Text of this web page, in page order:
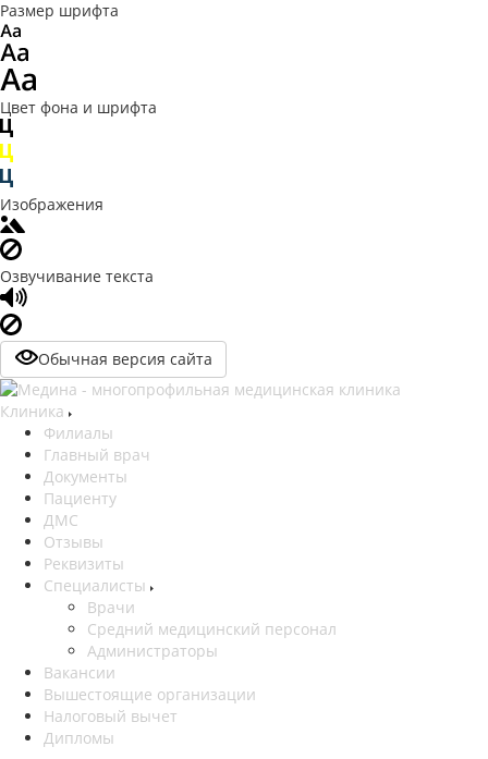
Размер шрифта
Цвет фона и шрифта
Изображения
Озвучивание текста
Обычная версия сайта
Клиника
Филиалы
Главный врач
Документы
Пациенту
ДМС
Отзывы
Реквизиты
Специалисты
Врачи
Средний медицинский персонал
Администраторы
Вакансии
Вышестоящие организации
Налоговый вычет
Дипломы